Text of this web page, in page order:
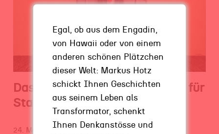
Das Umfeld – der Erfolgsfaktor für
Start-ups
24. Mai 2018
Egal, ob aus dem Engadin,
von Hawaii oder von einem
anderen schönen Plätzchen
dieser Welt: Markus Hotz
schickt Ihnen Geschichten
aus seinem Leben als
Transformator, schenkt
Ihnen Denkanstösse und